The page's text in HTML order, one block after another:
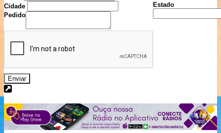
Cidade
Estado
Pedido
Enviar